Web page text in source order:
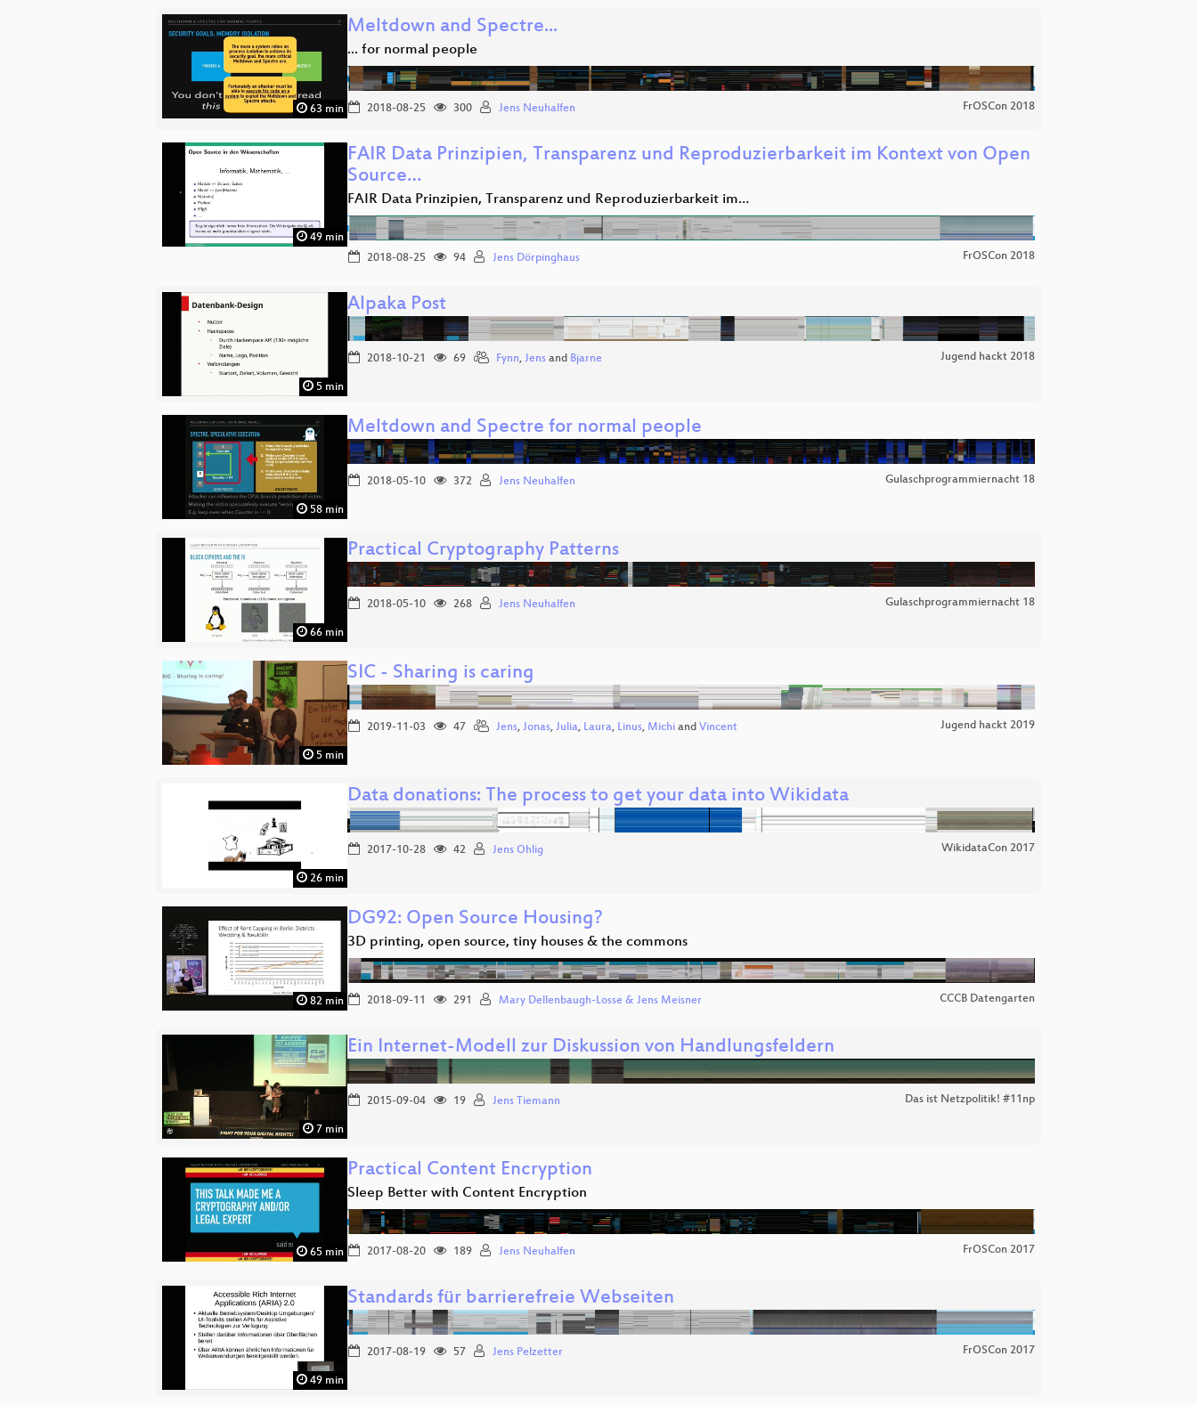
63 min
Meltdown and Spectre...
... for normal people
2018-08-25 300 Jens Neuhalfen FrOSCon 2018
49 min
FAIR Data Prinzipien, Transparenz und Reproduzierbarkeit im Kontext von Open
Source…
FAIR Data Prinzipien, Transparenz und Reproduzierbarkeit im…
2018-08-25 94 Jens Dörpinghaus FrOSCon 2018
5 min
Alpaka Post
2018-10-21 69 Fynn, Jens and Bjarne Jugend hackt 2018
58 min
Meltdown and Spectre for normal people
2018-05-10 372 Jens Neuhalfen Gulaschprogrammiernacht 18
66 min
Practical Cryptography Patterns
2018-05-10 268 Jens Neuhalfen Gulaschprogrammiernacht 18
5 min
SIC - Sharing is caring
2019-11-03 47 Jens, Jonas, Julia, Laura, Linus, Michi and Vincent Jugend hackt 2019
26 min
Data donations: The process to get your data into Wikidata
2017-10-28 42 Jens Ohlig WikidataCon 2017
82 min
DG92: Open Source Housing?
3D printing, open source, tiny houses & the commons
2018-09-11 291 Mary Dellenbaugh-Losse & Jens Meisner CCCB Datengarten
7 min
Ein Internet-Modell zur Diskussion von Handlungsfeldern
2015-09-04 19 Jens Tiemann Das ist Netzpolitik! #11np
65 min
Practical Content Encryption
Sleep Better with Content Encryption
2017-08-20 189 Jens Neuhalfen FrOSCon 2017
49 min
Standards für barrierefreie Webseiten
2017-08-19 57 Jens Pelzetter FrOSCon 2017